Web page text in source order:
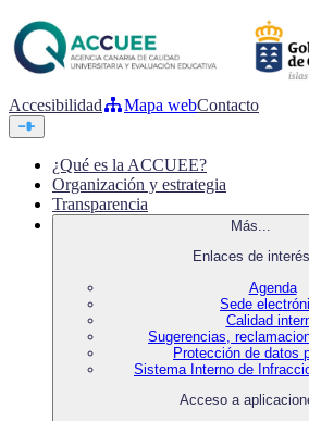
Accesibilidad Mapa webContacto
¿Qué es la ACCUEE?
Organización y estrategia
Transparencia
Más...
Enlaces de interés
Agenda
Sede
Calidad
Sugerencias,
Protección de datos
Sistema Interno de
Acceso a